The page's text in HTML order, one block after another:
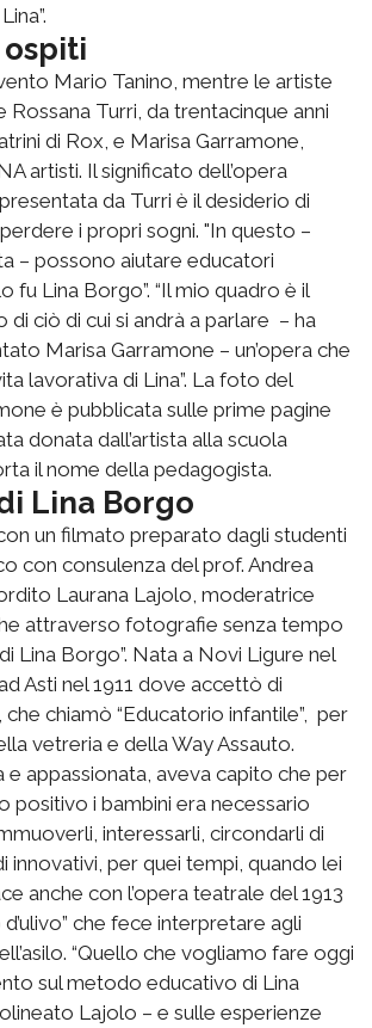
Mario Tanino, mentre le artiste
Turri, da trentacinque anni
di Rox, e Marisa Garramone,
artisti. Il significato dell’opera
da Turri è il desiderio di
i propri sogni. "In questo –
– possono aiutare educatori
fu Lina Borgo”. “Il mio quadro è il
ciò di cui si andrà a parlare – ha
Marisa Garramone – un’opera che
lavorativa di Lina”. La foto del
è pubblicata sulle prime pagine
donata dall’artista alla scuola
il nome della pedagogista.
Lina Borgo
un filmato preparato dagli studenti
con consulenza del prof. Andrea
Laurana Lajolo, moderatrice
attraverso fotografie senza tempo
Lina Borgo”. Nata a Novi Ligure nel
Asti nel 1911 dove accettò di
che chiamò “Educatorio infantile”, per
vetreria e della Way Assauto.
e appassionata, aveva capito che per
positivo i bambini era necessario
interessarli, circondarli di
innovativi, per quei tempi, quando lei
anche con l’opera teatrale del 1913
che fece interpretare agli
“Quello che vogliamo fare oggi
sul metodo educativo di Lina
Lajolo – e sulle esperienze